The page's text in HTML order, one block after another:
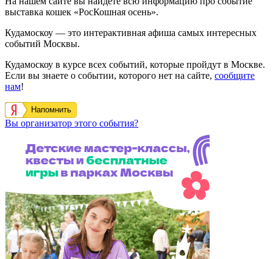
выставка кошек «РосКошная осень».
Кудамоскоу — это интерактивная афиша самых интересных
событий Москвы.
Кудамоскоу в курсе всех событий, которые пройдут в Москве.
Если вы знаете о событии, которого нет на сайте, сообщите
нам!
Напомнить
Вы организатор этого события?